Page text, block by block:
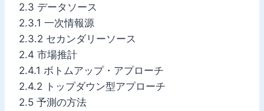
2.3 データソース
2.3.1 一次情報源
2.3.2 セカンダリーソース
2.4 市場推計
2.4.1 ボトムアップ・アプローチ
2.4.2 トップダウン型アプローチ
2.5 予測の方法